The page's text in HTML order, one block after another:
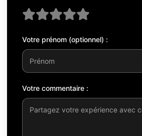
Votre prénom (optionnel) :
Votre commentaire :